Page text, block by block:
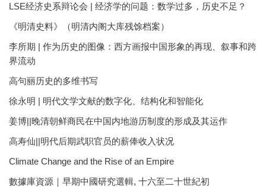
LSE经济史系辩论会 | 经济学的问题：数学过多，历史不足？
《明清史料》（明清内阁大库残馀档案）
李所期 | 作为历史的图像：西方画报中国形象的再现、叙事和跨
界流动
高句丽历史的多维书写
徐永明 | 明代文学文献的数字化、结构化和智能化
姜博||晚清朝鲜商民在中国内地游历制度的形成及其运作
高寿仙||明代后期武职官员的薪俸收入状况
Climate Change and the Rise of an Empire
數據庫資源｜早期中國研究選輯, 十六至二十世紀初